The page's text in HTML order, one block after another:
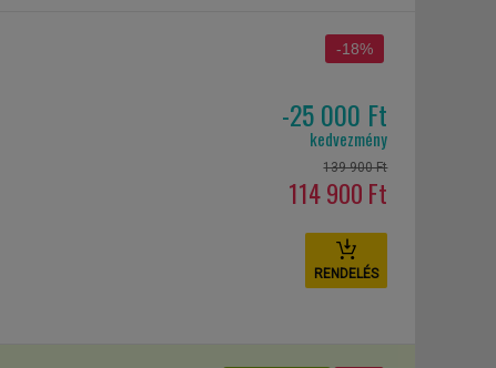
-25 000 Ft
kedvezmény
139 900 Ft
114 900 Ft
RENDELÉS
-18%